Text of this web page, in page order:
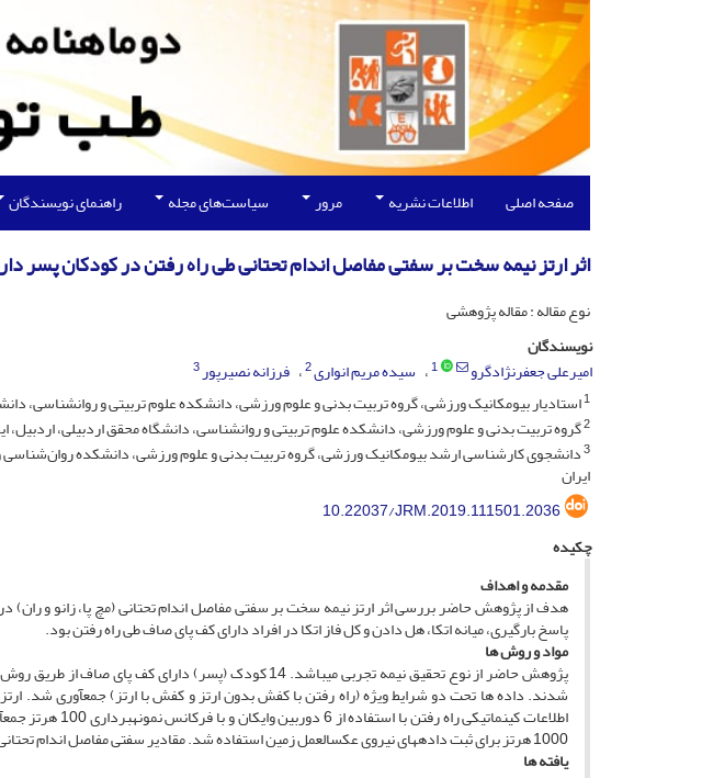
صفحه اصلی اطلاعات نشریه مرور سیاست‌های مجله راهنمای نویسندگان
اثر ارتز نیمه سخت بر سفتی مفاصل اندام تحتانی طی راه رفتن در کودکان پسر
نوع مقاله : مقاله پژوهشی
نویسندگان
امیرعلی جعفرنژادگرو
1 سیده مریم انواری2 فرزانه نصیرپور3
1استادیار بیومکانیک ورزشی، گروه تربیت بدنی و علوم ورزشی، دانشکده علوم تربیتی و روانشناسی،
2گروه تربیت بدنی و علوم ورزشی، دانشکده علوم تربیتی و روانشناسی، دانشگاه محقق اردبیلی، اردبیل،
3دانشجوی کارشناسی ارشد بیومکانیک ورزشی، گروه تربیت بدنی و علوم ورزشی، دانشکده روان‌شناسی
ایران
10.22037/JRM.2019.111501.2036
چکیده
مقدمه و اهداف
هدف از پژوهش حاضر بررسی اثر ارتز نیمه­ سخت بر سفتی مفاصل اندام تحتانی (مچ پا، زانو و ران)
پاسخ بارگیری، میانه اتکا، هل دادن و کل فاز اتکا در افراد دارای کف پای صاف طی راه رفتن بود.
مواد و روش ­ها
پژوهش حاضر از نوع تحقیق نیمه ­تجربی می­باشد. 14 کودک (پسر)
شدند. داده­ ها تحت دو شرایط ویژه (راه رفتن با کفش بدون ارتز و کفش با ارتز) جمع­آوری شد.
اطلاعات کینماتیکی
1000 هرتز برای ثبت داده­های نیروی عکس­العمل زمین استفاده شد. مقادیر سفتی مفاصل اندام تحتانی در سه بعد طی راه رفتن مورد محاسبه قرار گرفت.
یافته­ ها